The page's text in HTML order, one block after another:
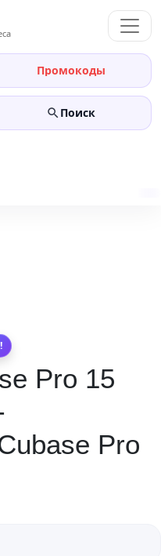
Промокоды
Поиск
Pro 15
Pro
28 190 ₽.